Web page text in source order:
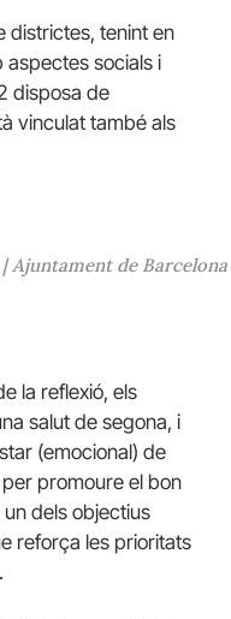
districtes, tenint en
aspectes socials i
disposa de
vinculat també als
Ajuntament de Barcelona
la reflexió, els
salut de segona, i
(emocional) de
per promoure el bon
dels objectius
reforça les prioritats